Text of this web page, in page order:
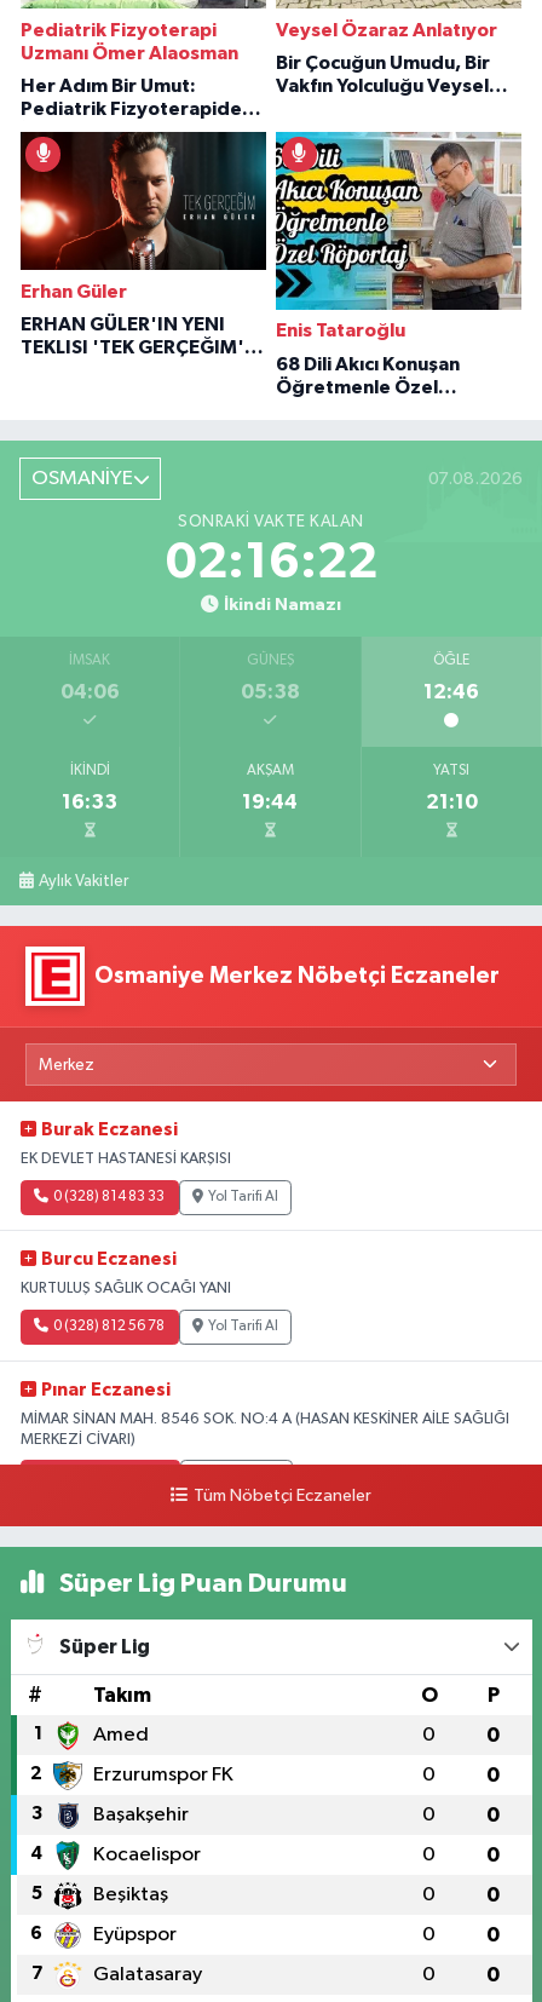
Pediatrik Fizyoterapi
Uzmanı Ömer Alaosman
Her Adım Bir Umut:
Pediatrik Fizyoterapiden
İlham Veren Hikâyeler
Veysel Özaraz Anlatıyor
Bir Çocuğun Umudu, Bir
Vakfın Yolculuğu Veysel
Erhan Güler
ERHAN GÜLER'IN YENI
TEKLISI 'TEK GERÇEĞIM'LE
Enis Tataroğlu
68 Dili Akıcı Konuşan
Öğretmenle Özel
OSMANİYE 07.08.2026
SONRAKI VAKTE KALAN
02:16:21
İkindi Namazı
İMSAK
04:06
GÜNEŞ
05:38
ÖĞLE
12:46
İKINDI
16:33
AKŞAM
19:44
YATSI
21:10
Aylık Vakitler
Osmaniye Merkez Nöbetçi Eczaneler
Burak Eczanesi
EK DEVLET HASTANESİ KARŞISI
0 (328) 814 83 33 Yol Tarifi Al
Burcu Eczanesi
KURTULUŞ SAĞLIK OCAĞI YANI
0 (328) 812 56 78 Yol Tarifi Al
Pınar Eczanesi
MİMAR SİNAN MAH. 8546 SOK. NO:4 A (HASAN KESKİNER AİLE SAĞLIĞI
MERKEZİ CİVARI)
Tüm Nöbetçi Eczaneler
Süper Lig Puan Durumu
Süper Lig
# Takım O P
1 Amed 0 0
2 Erzurumspor FK 0 0
3 Başakşehir 0 0
4 Kocaelispor 0 0
5 Beşiktaş 0 0
6 Eyüpspor 0 0
7 Galatasaray 0 0